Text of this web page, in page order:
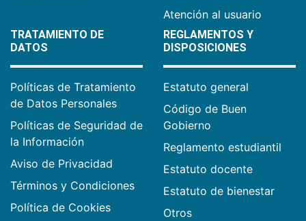
Atención al usuario
TRATAMIENTO DE
DATOS
Políticas de Tratamiento
de Datos Personales
Políticas de Seguridad de
la Información
Aviso de Privacidad
Términos y Condiciones
Política de Cookies
REGLAMENTOS Y
DISPOSICIONES
Estatuto general
Código de Buen
Gobierno
Reglamento estudiantil
Estatuto docente
Estatuto de bienestar
Otros